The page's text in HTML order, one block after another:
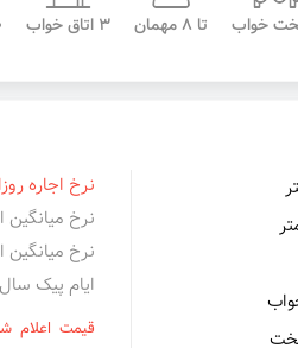
تا 8 مهمان 3 اتاق خواب
نرخ اجاره
نرخ میانگین اجاره ۶
نرخ میانگین اجاره ۶
ایام پیک سال
قیمت اعلام